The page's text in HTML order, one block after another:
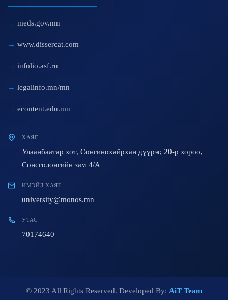
meds.gov.mn
www.dissercat.com
infolio.asf.ru
legalinfo.mn/mn
econtent.edu.mn
ХАЯГ
Улаанбаатар хот, Сонгинохайрхан дүүрэг, 20-р хороо,
Сонсголонгийн зам 4/A
ИМЭЙЛ ХАЯГ
university@monos.mn
УТАС
70174640
© 2023 All Rights Reserved. Developed By: AiT Team